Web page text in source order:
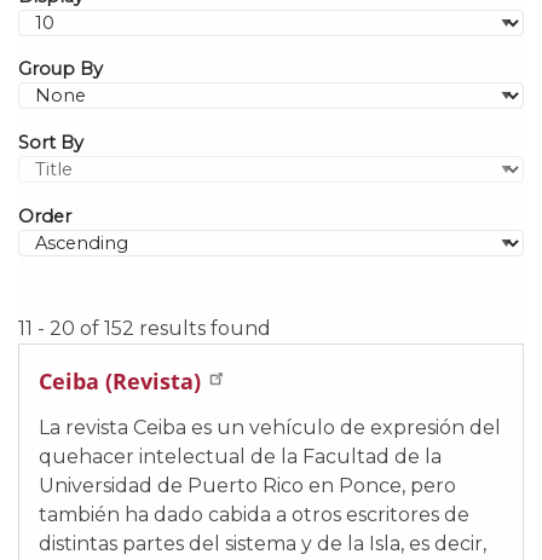
Group By
Sort By
Order
11 - 20 of 152 results found
Ceiba (Revista)
La revista Ceiba es un vehículo de expresión del
quehacer intelectual de la Facultad de la
Universidad de Puerto Rico en Ponce, pero
también ha dado cabida a otros escritores de
distintas partes del sistema y de la Isla, es decir,